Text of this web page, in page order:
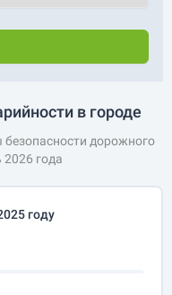
в городе
дорожного
года
году